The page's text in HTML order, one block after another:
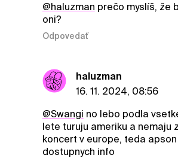
@haluzman prečo myslíš, že
oni?
Odpovedať
haluzman
16. 11. 2024, 08:56
@Swangi no lebo podla
lete turuju ameriku a nemaju
koncert v europe, teda
dostupnych info